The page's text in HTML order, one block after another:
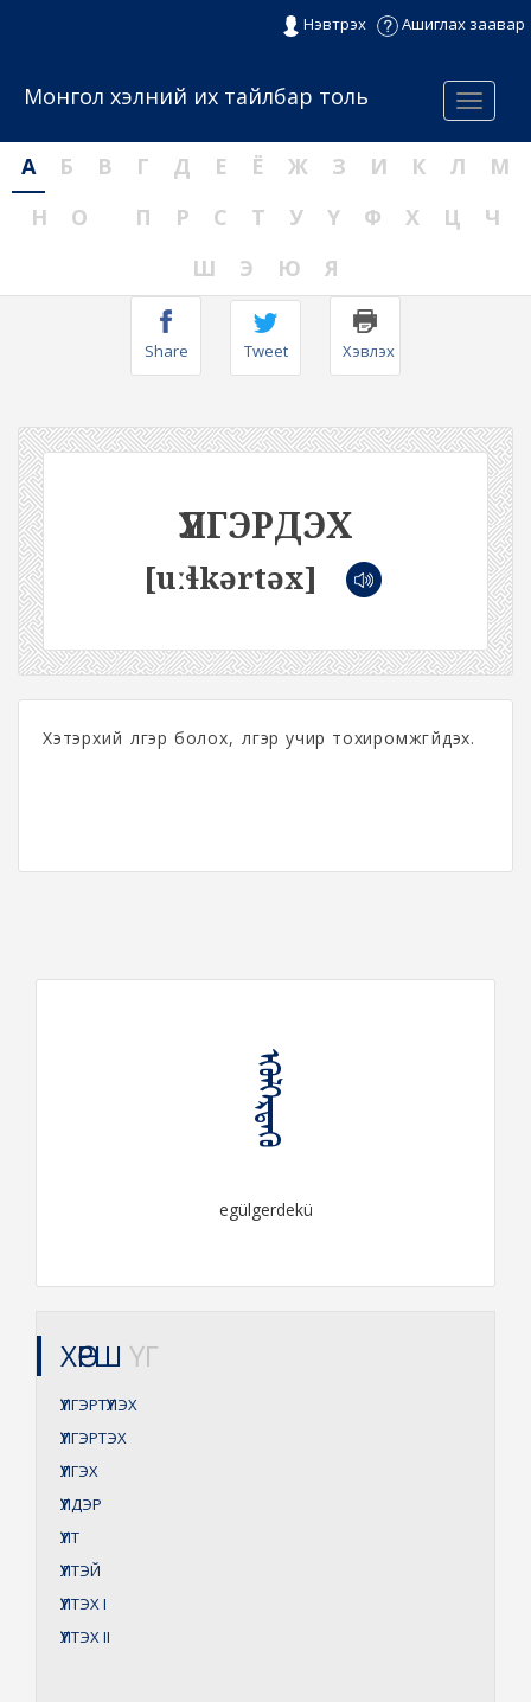
Нэвтрэх Ашиглах заавар
Menu
Монгол хэлний их тайлбар толь
А Б В Г Д Е Ё Ж З И К Л
М
Н
О П Р С Т У Ү Ф Х Ц
Ч
Ш
Э Ю Я
Share Tweet Хэвлэх
ҮҮЛГЭРДЭХ
[uːɬkərtəx]
Хэтэрхий үүлгэр болох, үүлгэр учир тохиромжгүйдэх.
ᠡᠭᠦᠯᠭᠡᠷᠳᠡᠬᠦ
egülgerdekü
ХӨРШ ҮГ
ҮҮЛГЭРТҮҮЛЭХ
ҮҮЛГЭРТЭХ
ҮҮЛГЭХ
ҮҮЛДЭР
ҮҮЛТ
ҮҮЛТЭЙ
ҮҮЛТЭХI
ҮҮЛТЭХII